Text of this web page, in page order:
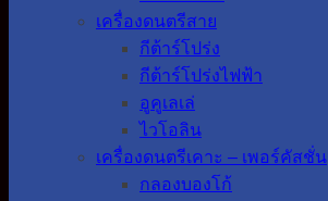
เครื่องดนตรีสาย
กีต้าร์โปร่ง
กีต้าร์โปร่งไฟฟ้า
อูคูเลเล่
ไวโอลิน
เครื่องดนตรีเคาะ – เพอร์คัสชั่น
กลองบองโก้